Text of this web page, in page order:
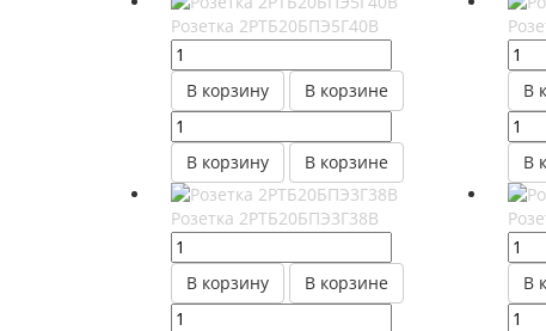
Розетка 2РТБ20БПЭ5Г40В
В корзину В корзине
В корзину В корзине
В
В
Розетка 2РТБ20БПЭ3Г38В
В корзину В корзине В